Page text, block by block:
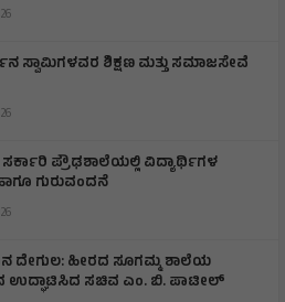
ಸ್ವಾಮಿಗಳವರ ಶಿಕ್ಷಣ ಮತ್ತು ಸಮಾಜಸೇವೆ
ಸರ್ಕಾರಿ ಪ್ರೌಢಶಾಲೆಯಲ್ಲಿ ವಿದ್ಯಾರ್ಥಿಗಳ
ಗುರುವಂದನೆ
ದೇಗುಲ: ಹೀರದ ಸೂಗಮ್ಮ ಶಾಲೆಯ
ಉದ್ಘಾಟಿಸಿದ ಸಚಿವ ಎಂ. ಬಿ. ಪಾಟೀಲ್